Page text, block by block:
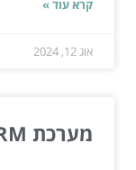
קרא עוד »
אוג 12, 2024
מערכת CRM – כי הלקוח במרכז